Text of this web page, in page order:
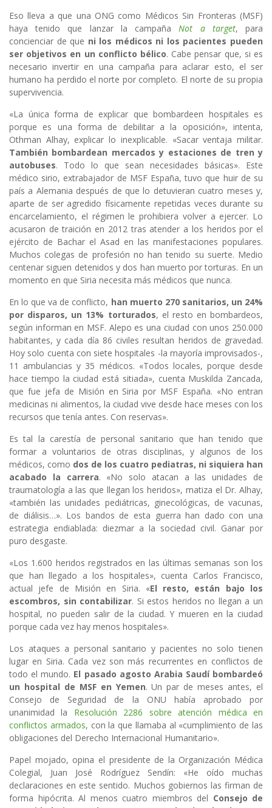
Eso lleva a que una ONG como Médicos Sin Fronteras (MSF)
haya tenido que lanzar la campañaNot a target, para
concienciar de que ni los médicos ni los pacientes pueden
ser objetivos en un conflicto bélico. Cabe pensar que, si es
necesario invertir en una campaña para aclarar esto, el ser
humano ha perdido el norte por completo. El norte de su propia
supervivencia.
«La única forma de explicar que bombardeen hospitales es
porque es una forma de debilitar a la oposición», intenta,
Othman Alhay, explicar lo inexplicable. «Sacar ventaja militar.
También bombardean mercados y estaciones de tren y
autobuses. Todo lo que sean necesidades básicas». Este
médico sirio, extrabajador de MSF España, tuvo que huir de su
país a Alemania después de que lo detuvieran cuatro meses y,
aparte de ser agredido físicamente repetidas veces durante su
encarcelamiento, el régimen le prohibiera volver a ejercer. Lo
acusaron de traición en 2012 tras atender a los heridos por el
ejército de Bachar el Asad en las manifestaciones populares.
Muchos colegas de profesión no han tenido su suerte. Medio
centenar siguen detenidos y dos han muerto por torturas. En un
momento en que Siria necesita más médicos que nunca.
En lo que va de conflicto, han muerto 270 sanitarios, un 24%
por disparos, un 13% torturados, el resto en bombardeos,
según informan en MSF. Alepo es una ciudad con unos 250.000
habitantes, y cada día 86 civiles resultan heridos de gravedad.
Hoy solo cuenta con siete hospitales -la mayoría improvisados-,
11 ambulancias y 35 médicos. «Todos locales, porque desde
hace tiempo la ciudad está sitiada», cuenta Muskilda Zancada,
que fue jefa de Misión en Siria por MSF España. «No entran
medicinas ni alimentos, la ciudad vive desde hace meses con los
recursos que tenía antes. Con reservas».
Es tal la carestía de personal sanitario que han tenido que
formar a voluntarios de otras disciplinas, y algunos de los
médicos, como dos de los cuatro pediatras, ni siquiera han
acabado la carrera. «No solo atacan a las unidades de
traumatología a las que llegan los heridos», matiza el Dr. Alhay,
«también las unidades pediátricas, ginecológicas, de vacunas,
de diálisis…». Los bandos de esta guerra han dado con una
estrategia endiablada: diezmar a la sociedad civil. Ganar por
puro desgaste.
«Los 1.600 heridos registrados en las últimas semanas son los
que han llegado a los hospitales», cuenta Carlos Francisco,
actual jefe de Misión en Siria. «El resto, están bajo los
escombros, sin contabilizar. Si estos heridos no llegan a un
hospital, no pueden salir de la ciudad. Y mueren en la ciudad
porque cada vez hay menos hospitales».
Los ataques a personal sanitario y pacientes no solo tienen
lugar en Siria. Cada vez son más recurrentes en conflictos de
todo el mundo. El pasado agosto Arabia Saudí bombardeó
un hospital de MSF en Yemen. Un par de meses antes, el
Consejo de Seguridad de la ONU había aprobado por
unanimidad la Resolución 2286 sobre atención médica en
conflictos armados, con la que llamaba al «cumplimiento de las
obligaciones del Derecho Internacional Humanitario».
Papel mojado, opina el presidente de la Organización Médica
Colegial, Juan José Rodríguez Sendín: «He oído muchas
declaraciones en este sentido. Muchos gobiernos las firman de
forma hipócrita. Al menos cuatro miembros del Consejo de